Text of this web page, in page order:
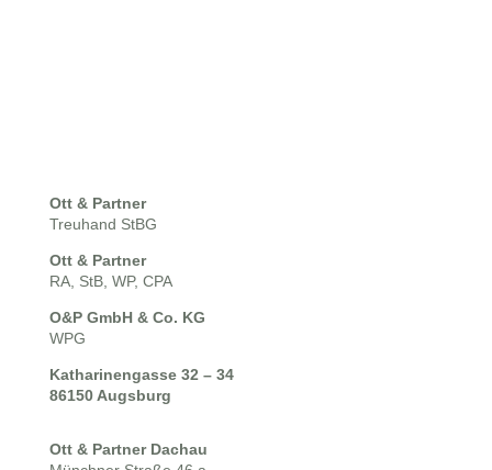
Ott & Partner
Treuhand StBG
Ott & Partner
RA, StB, WP, CPA
O&P GmbH & Co. KG
WPG
Katharinengasse 32 – 34
86150 Augsburg
Ott & Partner Dachau